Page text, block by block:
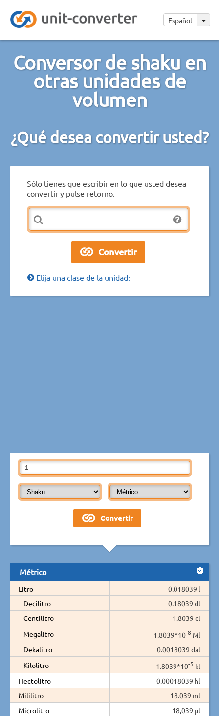
Español
Conversor de shaku en
otras unidades de
volumen
¿Qué desea convertir usted?
Sólo tienes que escribir en lo que usted desea
convertir y pulse retorno.
Elija una clase de la unidad:
Métrico
Litro
0.018039 l
Decilitro
0.18039 dl
Centilitro
1.8039 cl
Megalitro
1.8039*10-8 Ml
Dekalitro
0.0018039 dal
Kilolitro
1.8039*10-5 kl
Hectolitro
0.00018039 hl
Mililitro
18.039 ml
Microlitro
18,039 µl